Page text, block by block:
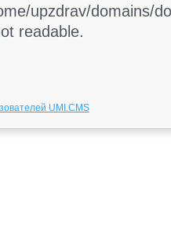
upzdrav/domains/
readable.
UMI.CMS